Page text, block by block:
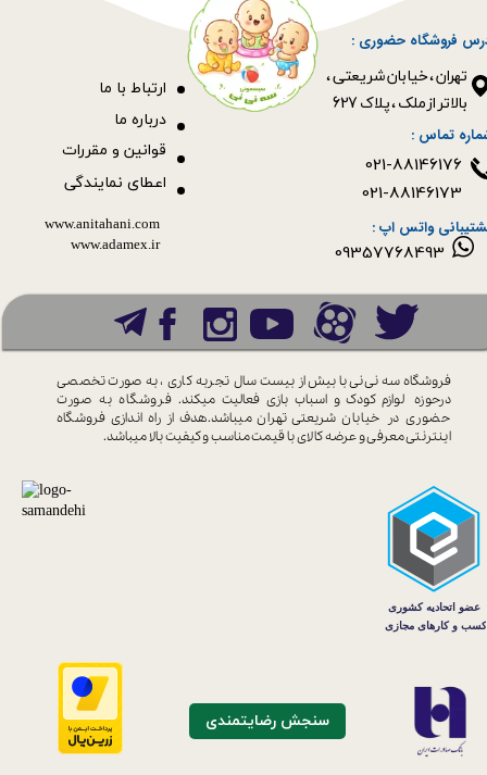
فروشگاه حضوری :
​​​​​​​تهران ، خیابان شریعتی ،
بالاتر از ملک ، پلاک 627​​​​​​​
قوانین و مقررات
ارتباط با ما
09357768493
درباره ما
اعطای نمایندگی
www.anitahani.com
www.ada​​​​​​​mex.ir
فروشگاه سه نی نی با بیش از بیست سال تجربه کاری ، به صورت تخصصی
درحوزه لوازم کودک و اسباب بازی فعالیت میکند. فروشگاه به صورت
حضوری در خیابان شریعتی تهران میباشد.هدف از راه اندازی فروشگاه
اینترنتی معرفی و عرضه کالای باقیمت مناسب و کیفیت بالا میباشد.
تماس :
واتس اپ :
سنجش رضایتمندی